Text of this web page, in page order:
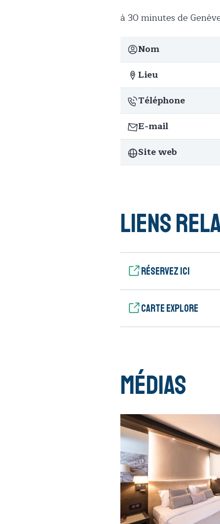
à 30 minutes de
Nom
Lieu
Téléphone
E-mail
Site web
Liens
Réservez ici
Carte Explore
Médias